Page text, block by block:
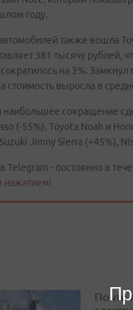
году.
также вошла
381 тысячу
на 3%.
стоимость выросла в
наибольшее сокращение
(-55%), Toyota Noah и
Jimny Sierra (+45%),
Telegram - постоянно в
нажатием!
Почти